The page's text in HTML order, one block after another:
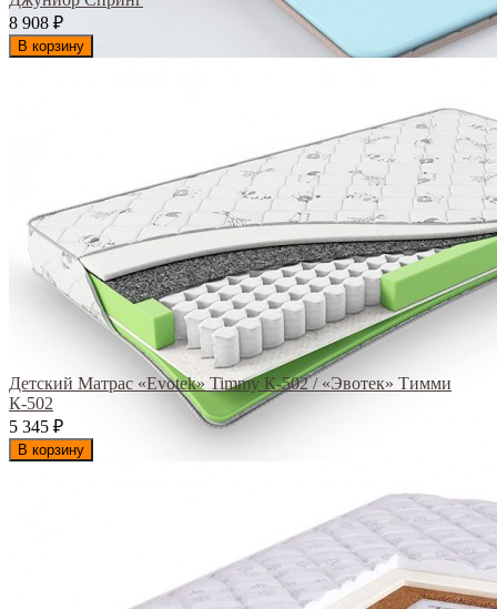
8 908 ₽
В корзину
Детский Матрас «Evotek» Timmy К-502 / «Эвотек» Тимми
К-502
5 345 ₽
В корзину